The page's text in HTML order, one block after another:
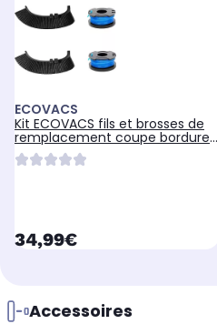
ECOVACS
Kit ECOVACS fils et brosses de
remplacement coupe bordures
pour GOAT O1200, A1600, A3000
currentPrice
34,99€
Accessoires